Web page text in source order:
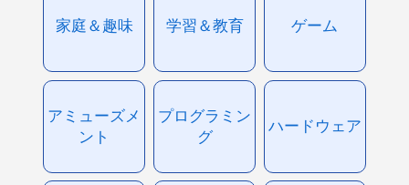
家庭＆趣味 学習＆教育 ゲーム
アミューズメ
ント
プログラミン
グ
ハードウェア